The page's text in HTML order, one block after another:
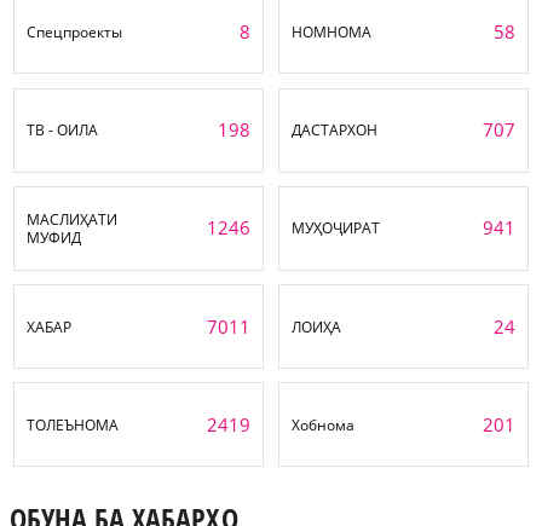
Спецпроекты 8 НОМНОМА 58
ТВ - ОИЛА 198 ДАСТАРХОН 707
МАСЛИҲАТИ
МУФИД
1246 МУҲОҶИРАТ 941
ХАБАР 7011 ЛОИҲА 24
ТОЛЕЪНОМА 2419 Хобнома 201